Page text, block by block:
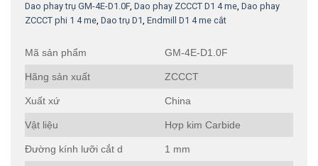
Dao phay trụ GM-4E-D1.0F, Dao phay ZCCCT D1 4 me, Dao phay
ZCCCT phi 1 4 me, Dao trụ D1, Endmill D1 4 me cắt
Mã sản phẩm GM-4E-D1.0F
Hãng sản xuất ZCCCT
Xuất xứ China
Vật liệu Hợp kim Carbide
Đường kính lưỡi cắt d 1 mm